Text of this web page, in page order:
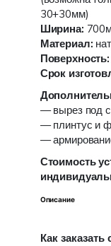
30+30мм)
Ширина:
Материал:
Поверхность:
Срок
— вырез под
— плинтус и
—
Стоимость
Описание
Как